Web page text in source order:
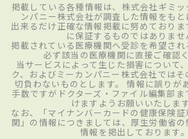
掲載している各種情報は、株式会社ギミッ
ンパニー株式会社が調査した情報をもと
出来るだけ正確な情報掲載に努めており
に保証するものではありませ
掲載されている医療機関へ受診を希望さ
必ず該当の医療機関に直接ご確認く
当サービスによって生じた損害について
ク、およびミーカンパニー株式会社では
切負わないものとします。 情報に誤りが
手数ですがドクターズ・ファイル編集部ま
けますようお願いいたします
なお、「マイナンバーカードの健康保険
関」の情報につきましては、厚生労働省の
情報を掲出しております。